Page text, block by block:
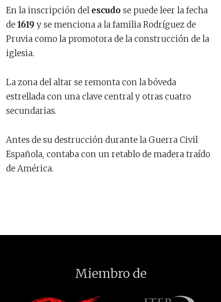
En la inscripción delescudo se puede leer la fecha
de1619 y se menciona a la familia Rodríguez de
Pruvia como la promotora de la construcción de la
iglesia.
La zona del altar se remonta con la bóveda
estrellada con una clave central y otras cuatro
secundarias.
Antes de su destrucción durante la Guerra Civil
Española, contaba con un retablo de madera traído
de América.
Miembro de